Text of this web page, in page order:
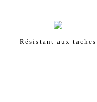
Résistant aux taches